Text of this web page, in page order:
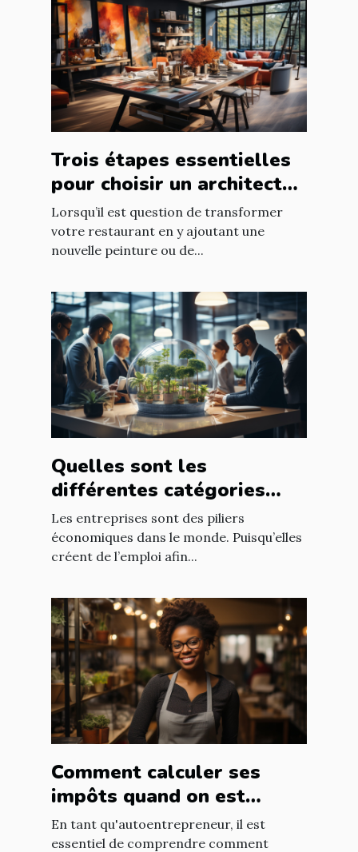
Trois étapes essentielles
pour choisir un architecte
d’intérieur
Lorsqu’il est question de transformer
votre restaurant en y ajoutant une
nouvelle peinture ou de...
Quelles sont les
différentes catégories
d’entreprise ?
Les entreprises sont des piliers
économiques dans le monde. Puisqu’elles
créent de l’emploi afin...
Comment calculer ses
impôts quand on est
autoentrepreneur ?
En tant qu'autoentrepreneur, il est
essentiel de comprendre comment